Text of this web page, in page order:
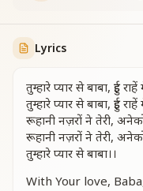
Lyrics
तुम्हारे प्यार से बाबा, हुई
तुम्हारे प्यार से बाबा, हुई
रूहानी नज़रों ने तेरी,
रूहानी नज़रों ने तेरी,
तुम्हारे प्यार से बाबा।।
With Your love,